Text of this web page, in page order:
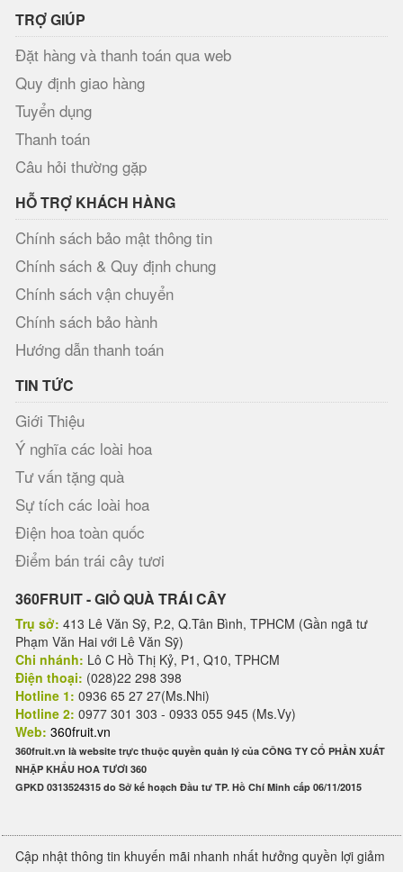
TRỢ GIÚP
Đặt hàng và thanh toán qua web
Quy định giao hàng
Tuyển dụng
Thanh toán
Câu hỏi thường gặp
HỖ TRỢ KHÁCH HÀNG
Chính sách bảo mật thông tin
Chính sách & Quy định chung
Chính sách vận chuyển
Chính sách bảo hành
Hướng dẫn thanh toán
TIN TỨC
Giới Thiệu
Ý nghĩa các loài hoa
Tư vấn tặng quà
Sự tích các loài hoa
Điện hoa toàn quốc
Điểm bán trái cây tươi
360FRUIT - GIỎ QUÀ TRÁI CÂY
Trụ sở: 413 Lê Văn Sỹ, P.2, Q.Tân Bình, TPHCM (Gần ngã tư
Phạm Văn Hai với Lê Văn Sỹ)
Chi nhánh: Lô C Hồ Thị Kỷ, P1, Q10, TPHCM
Điện thoại: (028)22 298 398
Hotline 1: 0936 65 27 27(Ms.Nhi)
Hotline 2: 0977 301 303 - 0933 055 945 (Ms.Vy)
Web: 360fruit.vn
360fruit.vn là website trực thuộc quyền quản lý của CÔNG TY CỔ PHẦN XUẤT
NHẬP KHẨU HOA TƯƠI 360
GPKD 0313524315 do Sở kế hoạch Đầu tư TP. Hồ Chí Minh cấp 06/11/2015
Cập nhật thông tin khuyến mãi nhanh nhất hưởng quyền lợi giảm